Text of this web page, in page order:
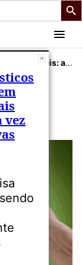
ajuda ou exagero?
vez